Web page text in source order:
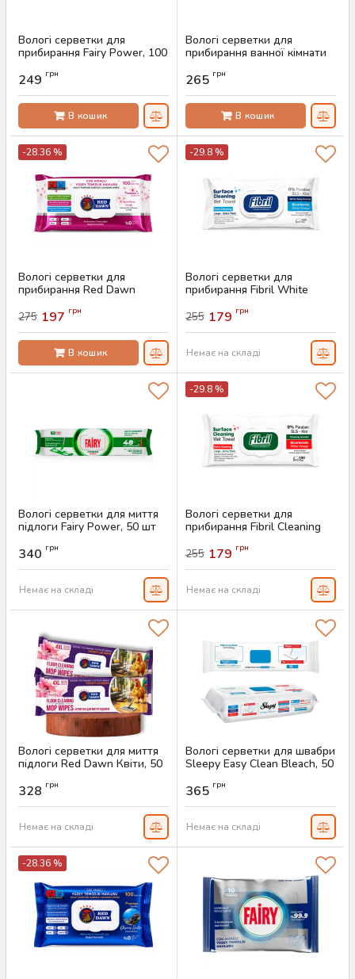
Вологі серветки для
прибирання Fairy Power, 100
Артикул:
249 грн
В кошик
Вологі серветки для
прибирання ванної кімнати
Артикул:
265 грн
В кошик
-28.36 %
Вологі серветки для
прибирання Red Dawn
Артикул: AS-00274
275 197 грн
В кошик
-29.8 %
Вологі серветки для
прибирання Fibril White
Артикул:AS-00796
255 179 грн
Немає на складі
Вологі серветки для миття
підлоги Fairy Power, 50 шт
340 грн
Немає на складі
-29.8 %
Вологі серветки для
прибирання Fibril Cleaning
Артикул:AS-00689
255 179 грн
Немає на складі
Вологі серветки для миття
підлоги Red Dawn Квіти, 50
Артикул:
328 грн
Немає на складі
Вологі серветки для швабри
Sleepy Easy Clean Bleach, 50
Артикул:
365 грн
Немає на складі
-28.36 %